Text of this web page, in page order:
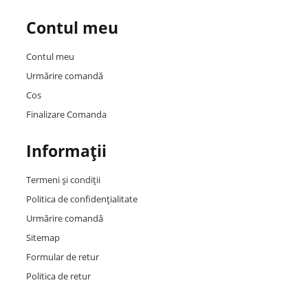
Contul meu
Contul meu
Urmărire comandă
Cos
Finalizare Comanda
Informații
Termeni și condiții
Politica de confidențialitate
Urmărire comandă
Sitemap
Formular de retur
Politica de retur